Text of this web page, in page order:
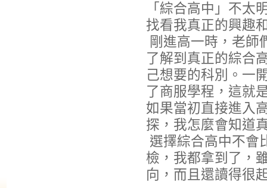
「綜合高中」不太
找看我真正的興趣
剛進高一時，老師
了解到真正的綜合
己想要的科別。一
了商服學程，這就
如果當初直接進入
探，我怎麼會知道
選擇綜合高中不會
檢，我都拿到了，
向，而且還讀得很